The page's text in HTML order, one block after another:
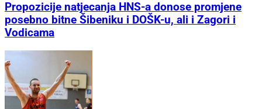
Propozicije natjecanja HNS-a donose promjene
posebno bitne Šibeniku i DOŠK-u, ali i Zagori i
Vodicama